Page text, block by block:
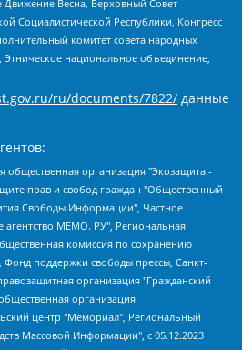
Весна, Верховный Совет
Социалистической Республики, Конгресс
комитет совета народных
Этническое национальное объединение,
ru/documents/7822/ данные
в Латвийской Республике (регистрационный номер 50008295751, дата регистрации 24.02.2020), Великовский Дмитрий Александрович, Долинина Ирина Николаевна, Мароховская Алеся Алексеевна, Шлейнов Роман Юрьевич, Шмагун Олеся Валентиновна, Общество с ограниченной ответственностью "Альтаир 2021", Общество с ограниченной ответственностью "Вега 2021", Общество с ограниченной ответственностью "Главный редактор 2021", Общество с ограниченной ответственностью "Ромашки монолит", Важенков Артем Валерьевич, Ивановская областная общественная организация "Центр гендерных исследований", Гурман Юрий Альбертович, Медиапроект "ОВД-Инфо", Егоров Владимир Владимирович, Жилинский Владимир Александрович, Общество с ограниченной ответственностью "ЗП", Иванова София Юрьевна, Карезина Инна Павловна, Кильтау Екатерина Викторовна, Петров Алексей Викторович, Пискунов Сергей Евгеньевич, Смирнов Сергей Сергеевич, Тихонов Михаил Сергеевич, Общество с ограниченной ответственностью "ЖУРНАЛИСТ-ИНОСТРАННЫЙ АГЕНТ", Арапова Галина Юрьевна, Вольтская Татьяна Анатольевна, Американская компания "Mason G.E.S. Anonymous Foundation" (США), являющаяся владельцем интернет-издания https://mnews.world/, Компания "Stichting Bellingcat", зарегистрированная в Нидерландах (дата регистрации 11.07.2018), Захаров Андрей Вячеславович, Клепиковская Екатерина Дмитриевна, Общество с ограниченной ответственностью "МЕМО", Перл Роман Александрович, Симонов Евгений Алексеевич, Соловьева Елена Анатольевна, Сотников Даниил Владимирович, Сурначева Елизавета Дмитриевна, Автономная некоммерческая организация по защите прав человека и информированию населения "Якутия – Наше Мнение", Общество с ограниченной ответственностью "Москоу диджитал медиа", с 26.01.2023 Общество с ограниченной ответственностью "Чайка Белые сады", Ветошкина Валерия Валерьевна, Заговора Максим Александрович, Межрегиональное общественное движение "Российская ЛГБТ - сеть", Оленичев Максим Владимирович, Павлов Иван Юрьевич, Скворцова Елена Сергеевна, Общество с ограниченной ответственностью "Как бы инагент", Кочетков Игорь Викторович, Общество с ограниченной ответственностью "Честные выборы", Еланчик Олег Александрович, Общество с ограниченной ответственностью "Нобелевский призыв", Гималова Регина Эмилевна, Григорьев Андрей Валерьевич, Григорьева Алина Александровна, Ассоциация по содействию защите прав призывников, альтернативнослужащих и военнослужащих "Правозащитная группа "Гражданин.Армия.Право", Хисамова Регина Фаритовна, Автономная некоммерческая организация по реализации социально-правовых программ "Лилит", Дальневосточное общественное движение "Маяк", Санкт-Петербургская ЛГБТ-инициативная группа "Выход", Инициативная группа ЛГБТ+ "Реверс", Алексеев Андрей Викторович, Бекбулатова Таисия Львовна, Беляев Иван Михайлович, Владыкина Елена Сергеевна, Гельман Марат Александрович, Никульшина Вероника Юрьевна, Толоконникова Надежда Андреевна, Шендерович Виктор Анатольевич, Общество с ограниченной ответственностью "Данное сообщение", Общество с ограниченной ответственностью Издательский дом "Новая глава", Айнбиндер Александра Александровна, Московский комьюнити-центр для ЛГБТ+инициатив, Благотворительный фонд развития филантропии, Deutsche Welle (Германия, Kurt-Schumacher-Strasse 3, 53113 Bonn), Борзунова Мария Михайловна, Воробьев Виктор Викторович, Голубева Анна Львовна, Константинова Алла Михайловна, Малкова Ирина Владимировна, Мурадов Мурад Абдулгалимович, Осетинская Елизавета Николаевна, Понасенков Евгений Николаевич, Ганапольский Матвей Юрьевич, Киселев Евгений Алексеевич, Борухович Ирина Григорьевна, Дремин Иван Тимофеевич, Дубровский Дмитрий Викторович, Красноярская региональная общественная организация поддержки и развития альтернативных образовательных технологий и межкультурных коммуникаций "ИНТЕРРА", Маяковская Екатерина Алексеевна, Фейгин Марк Захарович, Филимонов Андрей Викторович, Дзугкоева Регина Николаевна, Доброхотов Роман Александрович, Дудь Юрий Александрович, Елкин Сергей Владимирович, Кругликов Кирилл Игоревич, Сабунаева Мария Леонидовна, Семенов Алексей Владимирович, Шаинян Карен Багратович, Шульман Екатерина Михайловна, Асафьев Артур Валерьевич, Вахштайн Виктор Семенович, Венедиктов Алексей Алексеевич, Лушникова Екатерина Евгеньевна, Волков Леонид Михайлович, Невзоров Александр Глебович, Пархоменко Сергей Борисович, Сироткин Ярослав Николаевич, Кара-Мурза Владимир Владимирович, Баранова Наталья Владимировна, Гозман Леонид Яковлевич, Кагарлицкий Борис Юльевич, Климарев Михаил Валерьевич, Милов Владимир Станиславович, Автономная некоммерческая организация Краснодарский центр современного искусства "Типография", Моргенштерн Алишер Тагирович, Соболь Любовь Эдуардовна, Общество с ограниченной ответственностью "ЛИЗА НОРМ", Каспаров Гарри Кимович, Ходорковский Михаил Борисович, Общество с ограниченной ответственностью "Апрельские тезисы", Данилович Ирина Брониславовна, Кашин Олег Владимирович, Петров Николай Владимирович, Пивоваров Алексей Владимирович, Соколов Михаил Владимирович, Цветкова Юлия Владимировна, Чичваркин Евгений Александрович, Комитет против пыток/Команда против пыток, Общество с ограниченной ответственностью "Первый научный", Общество с ограниченной ответственностью "Вертолет и ко", Белоцерковская Вероника Борисовна, Кац Максим Евгеньевич, Лазарева Татьяна Юрьевна, Шаведдинов Руслан Табризович, Яшин Илья Валерьевич, Общество с ограниченной ответственностью "Иноагент ААВ", Алешковский Дмитрий Петрович, Альбац Евгения Марковна, Быков Дмитрий Львович, Галямина Юлия Евгеньевна, Лойко Сергей Леонидович, Мартынов Кирилл Константинович, Медведев Сергей Александрович, Крашенинников Федор Геннадиевич, Гордеева Катерина Вл